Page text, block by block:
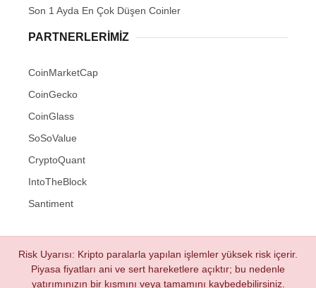
Son 1 Ayda En Çok Düşen Coinler
PARTNERLERIMIZ
CoinMarketCap
CoinGecko
CoinGlass
SoSoValue
CryptoQuant
IntoTheBlock
Santiment
Risk Uyarısı: Kripto paralarla yapılan işlemler yüksek risk içerir.
Piyasa fiyatları ani ve sert hareketlere açıktır; bu nedenle
yatırımınızın bir kısmını veya tamamını kaybedebilirsiniz.